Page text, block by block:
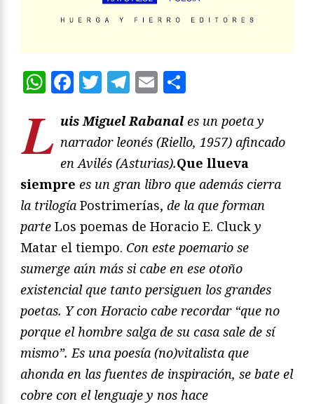
WhatsApp
Facebook
Twitter
Telegram
Email
L uis Miguel Rabanal es un poeta y
narrador leonés (Riello, 1957) afincado
en Avilés (Asturias).Que llueva
siempre es un gran libro que además cierra
la trilogía Postrimerías, de la que forman
parte Los poemas de Horacio E. Cluck y
Matar el tiempo. Con este poemario se
sumerge aún más si cabe en ese otoño
existencial que tanto persiguen los grandes
poetas. Y con Horacio cabe recordar “que no
porque el hombre salga de su casa sale de sí
mismo”. Es una poesía (no)vitalista que
ahonda en las fuentes de inspiración, se bate el
cobre con el lenguaje y nos hace